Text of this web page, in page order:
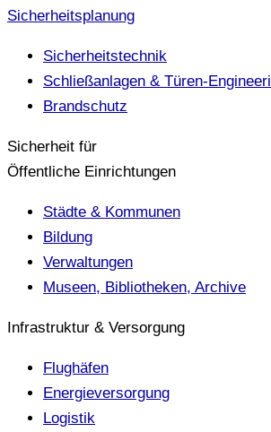
Sicherheitsplanung
Sicherheitstechnik
Schließanlagen & Türen-
Brandschutz
Sicherheit für
Öffentliche Einrichtungen
Städte & Kommunen
Bildung
Verwaltungen
Museen, Bibliotheken, Archive
Infrastruktur & Versorgung
Flughäfen
Energieversorgung
Logistik